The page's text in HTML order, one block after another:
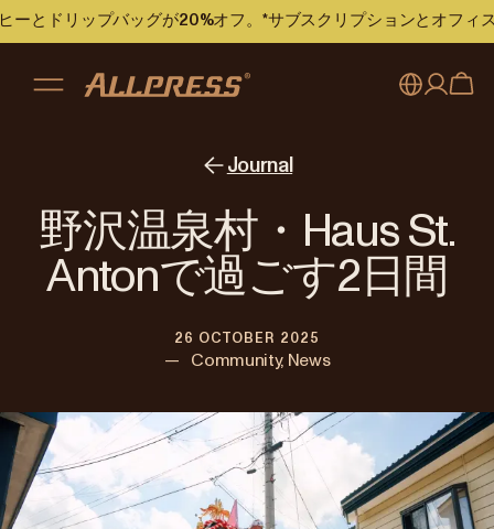
ーとドリップバッグが20%オフ。*サブスクリプションとオフィ
Australia
Japan (日本語)
New Zealand
Singapore
Register
Journal
野沢温泉村・Haus St.
Antonで過ごす2日間
26 OCTOBER 2025
— Community, News